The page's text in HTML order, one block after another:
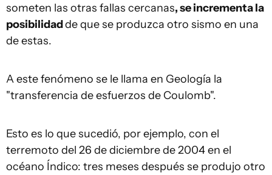
someten las otras fallas cercanas, se incrementa la
posibilidadde que se produzca otro sismo en una
de estas.
A este fenómeno se le llama en Geología la
"transferencia de esfuerzos de Coulomb".
Esto es lo que sucedió, por ejemplo, con el
terremoto del 26 de diciembre de 2004 en el
océano Índico: tres meses después se produjo otro